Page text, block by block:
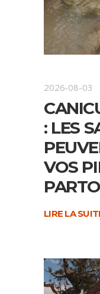
2026-08-03
: LES
VOS
LIRE LA